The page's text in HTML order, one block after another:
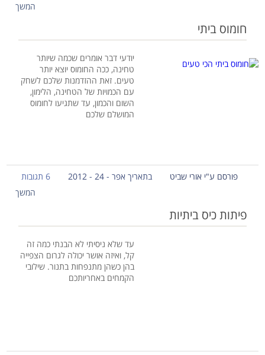
המשך
חומוס ביתי
יודעי דבר אומרים שכמה שיותר
טחינה, ככה החומוס יוצא יותר
טעים. זאת ההזדמנות שלכם לשחק
עם הכמויות של הטחינה, הלימון,
השום והכמון, עד שתגיעו לחומוס
המושלם שלכם
פורסם ע"י אורי שביט בתאריך אפר - 24 - 2012
6 תגובות
המשך
פיתות כיס ביתיות
עד שלא ניסיתי לא הבנתי כמה זה
קל, ואיזה אושר יכולה לגרום הצפייה
בהן כשהן מתנפחות בתנור. שילובי
הקמחים באחריותכם